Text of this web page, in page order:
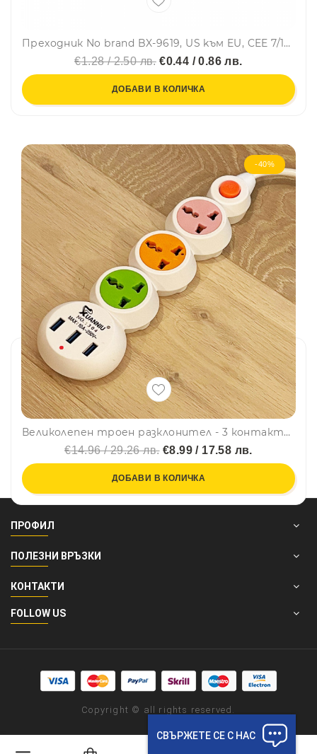
Преходник No brand BX-9619, US kъм EU, CEE 7/16, 220V, High Quality, Черен - 17705
€1.28 / 2.50 лв.€0.44 / 0.86 лв.
ДОБАВИ В КОЛИЧКА
-40%
Великолепен троен разклонител - 3 контакта и 3 USB гнезда за зареждане, BFO1
€14.96 / 29.26 лв.€8.99 / 17.58 лв.
ДОБАВИ В КОЛИЧКА
ПРОФИЛ
ПОЛЕЗНИ ВРЪЗКИ
КОНТАКТИ
FOLLOW US
Copyright © all rights reserved.
СВЪРЖЕТЕ СЕ С НАС